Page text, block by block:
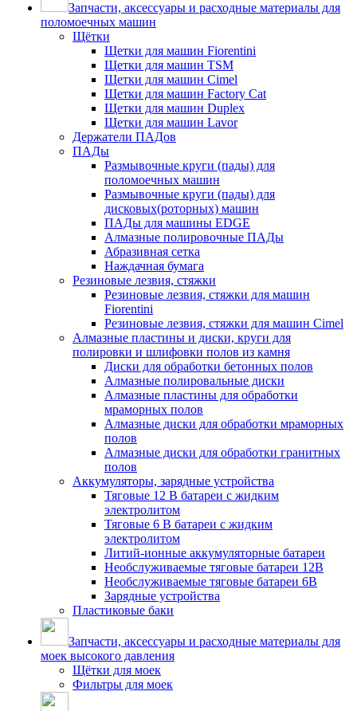
Запчасти, аксессуары и расходные материалы для
поломоечных машин
Щётки
Щетки для машин Fiorentini
Щетки для машин TSM
Щетки для машин Cimel
Щетки для машин Factory Cat
Щетки для машин Duplex
Щетки для машин Lavor
Держатели ПАДов
ПАДы
Размывочные круги (пады) для
поломоечных машин
Размывочные круги (пады) для
дисковых(роторных) машин
ПАДы для машины EDGE
Алмазные полировочные ПАДы
Абразивная сетка
Наждачная бумага
Резиновые лезвия, стяжки
Резиновые лезвия, стяжки для машин
Fiorentini
Резиновые лезвия, стяжки для машин Cimel
Алмазные пластины и диски, круги для
полировки и шлифовки полов из камня
Диски для обработки бетонных полов
Алмазные полировальные диски
Алмазные пластины для обработки
мраморных полов
Алмазные диски для обработки мраморных
полов
Алмазные диски для обработки гранитных
полов
Аккумуляторы, зарядные устройства
Тяговые 12 В батареи с жидким
электролитом
Тяговые 6 В батареи с жидким
электролитом
Литий-ионные аккумуляторные батареи
Необслуживаемые тяговые батареи 12В
Необслуживаемые тяговые батареи 6В
Зарядные устройства
Пластиковые баки
Запчасти, аксессуары и расходные материалы для
моек высокого давления
Щётки для моек
Фильтры для моек